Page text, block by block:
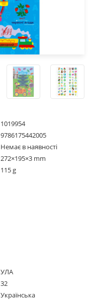
1019954
9786175442005
Немає в наявності
272×195×3 mm
115 g
УЛА
32
Українська